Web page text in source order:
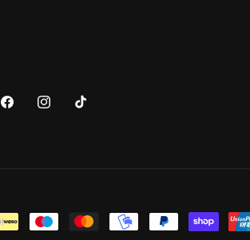
FacebookInstagramTikTok